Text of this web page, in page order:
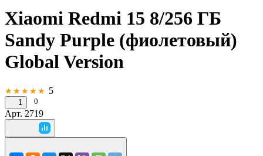
Xiaomi Redmi 15 8/256 ГБ
Sandy Purple (фиолетовый)
Global Version
★★★★★ 5
1 0
Арт. 2719